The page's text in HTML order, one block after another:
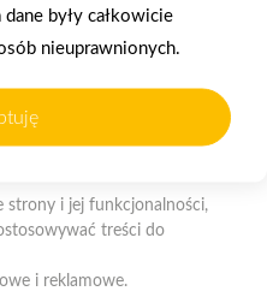
Zakupy
Elbląg
82-300 Elbląg
były całkowicie
nieuprawnionych.
smartfonie) podczas
Pliki te mogą być
analitycznych.
pliki cookies?
strony i jej funkcjonalności,
treści do
i reklamowe.